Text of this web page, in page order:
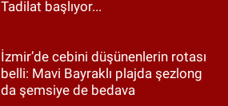
Tadilat başlıyor...
İzmir’de cebini düşünenlerin rotası
belli: Mavi Bayraklı plajda şezlong
da şemsiye de bedava